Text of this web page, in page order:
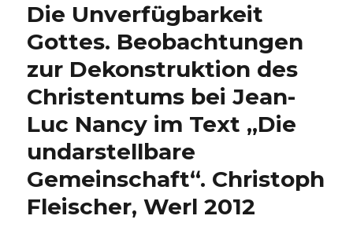
Die Unverfügbarkeit
Gottes. Beobachtungen
zur Dekonstruktion des
Christentums bei Jean-
Luc Nancy im Text „Die
undarstellbare
Gemeinschaft“. Christoph
Fleischer, Werl 2012